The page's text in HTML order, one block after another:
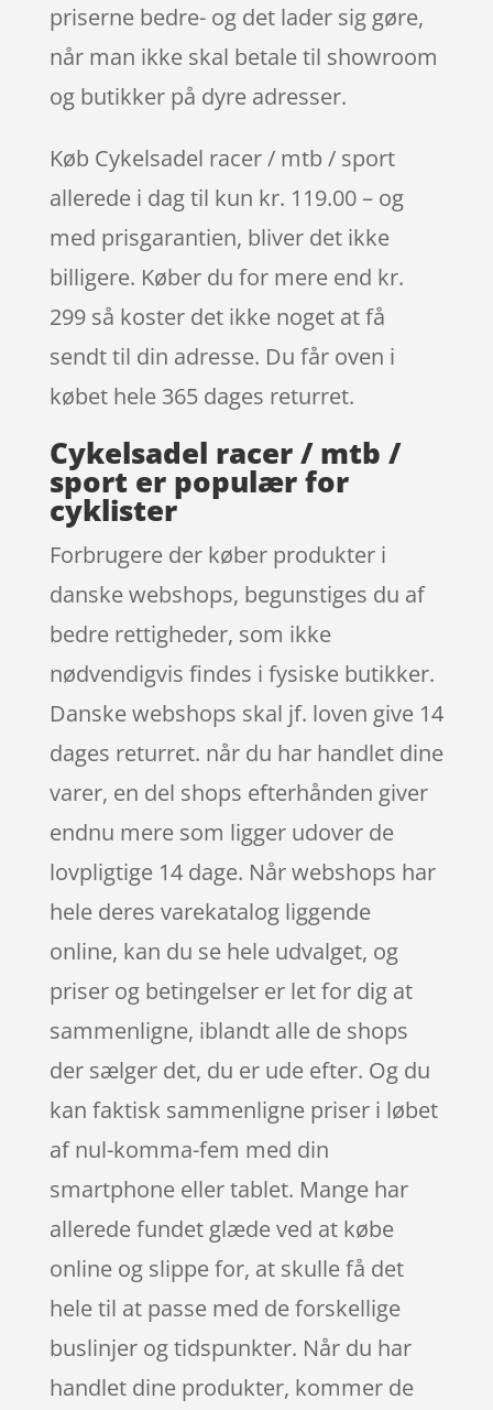
priserne bedre- og det lader sig gøre,
når man ikke skal betale til showroom
og butikker på dyre adresser.
Køb Cykelsadel racer / mtb / sport
allerede i dag til kun kr. 119.00 – og
med prisgarantien, bliver det ikke
billigere. Køber du for mere end kr.
299 så koster det ikke noget at få
sendt til din adresse. Du får oven i
købet hele 365 dages returret.
Cykelsadel racer / mtb /
sport er populær for
cyklister
Forbrugere der køber produkter i
danske webshops, begunstiges du af
bedre rettigheder, som ikke
nødvendigvis findes i fysiske butikker.
Danske webshops skal jf. loven give 14
dages returret. når du har handlet dine
varer, en del shops efterhånden giver
endnu mere som ligger udover de
lovpligtige 14 dage. Når webshops har
hele deres varekatalog liggende
online, kan du se hele udvalget, og
priser og betingelser er let for dig at
sammenligne, iblandt alle de shops
der sælger det, du er ude efter. Og du
kan faktisk sammenligne priser i løbet
af nul-komma-fem med din
smartphone eller tablet. Mange har
allerede fundet glæde ved at købe
online og slippe for, at skulle få det
hele til at passe med de forskellige
buslinjer og tidspunkter. Når du har
handlet dine produkter, kommer de